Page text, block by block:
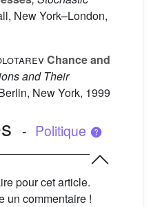
New York–London,
Chance and
and Their
New York, 1999
- Politique
pour cet article.
un commentaire !